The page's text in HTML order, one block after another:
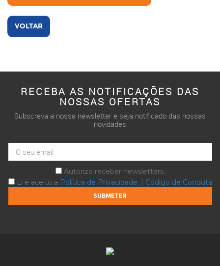
VOLTAR
RECEBA AS NOTIFICAÇÕES DAS
NOSSAS OFERTAS
Subscreva a nossa newsletter e seja notificado das nossas
novidades
Autorizo receber newsletters.
Li e aceito a Política de Privacidade. | Código de Conduta